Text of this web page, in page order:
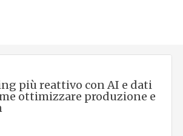
più reattivo con AI e dati
ottimizzare produzione e